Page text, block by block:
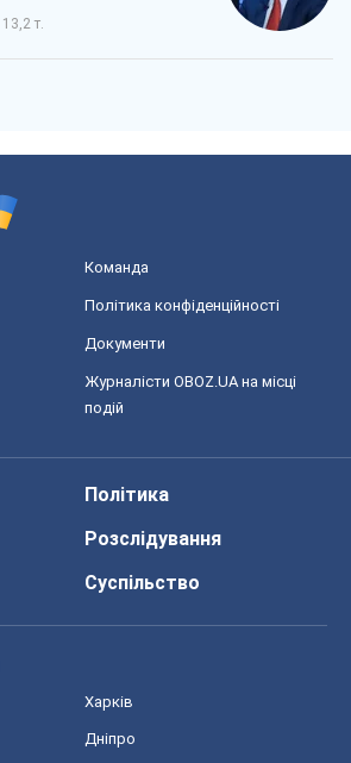
13,2 т.
Команда
Політика конфіденційності
Документи
Журналісти OBOZ.UA на місці
подій
Політика
Розслідування
Суспільство
Харків
Дніпро